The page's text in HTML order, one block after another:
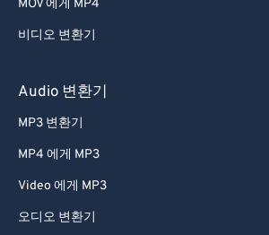
MOV 에게 MP4
비디오 변환기
Audio 변환기
MP3 변환기
MP4 에게 MP3
Video 에게 MP3
오디오 변환기